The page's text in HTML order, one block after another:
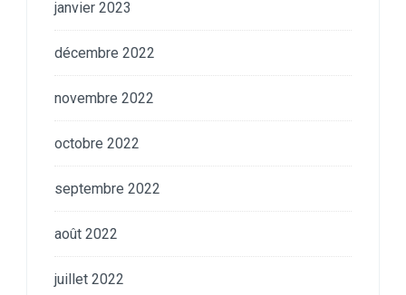
janvier 2023
décembre 2022
novembre 2022
octobre 2022
septembre 2022
août 2022
juillet 2022